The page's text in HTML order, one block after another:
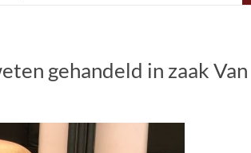
gehandeld in zaak Van